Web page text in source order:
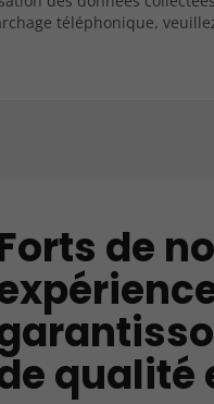
téléphonique,
de
qualité